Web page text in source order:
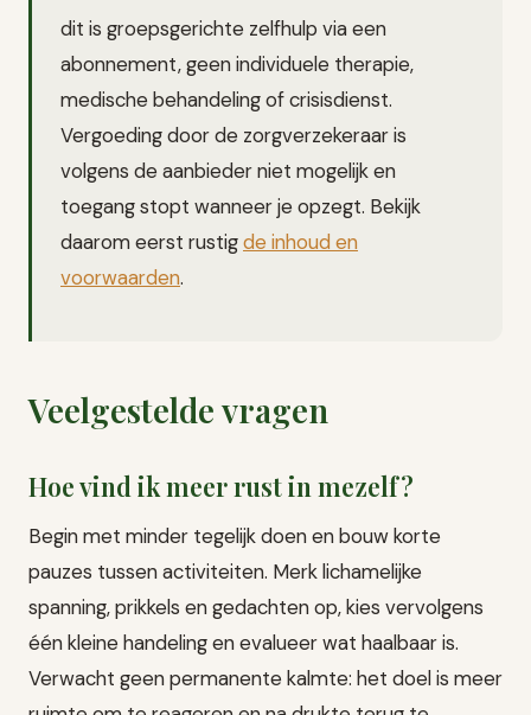
dit is groepsgerichte zelfhulp via een
abonnement, geen individuele therapie,
medische behandeling of crisisdienst.
Vergoeding door de zorgverzekeraar is
volgens de aanbieder niet mogelijk en
toegang stopt wanneer je opzegt. Bekijk
daarom eerst rustigde inhoud en
voorwaarden.
Veelgestelde vragen
Hoe vind ik meer rust in mezelf?
Begin met minder tegelijk doen en bouw korte
pauzes tussen activiteiten. Merk lichamelijke
spanning, prikkels en gedachten op, kies vervolgens
één kleine handeling en evalueer wat haalbaar is.
Verwacht geen permanente kalmte: het doel is meer